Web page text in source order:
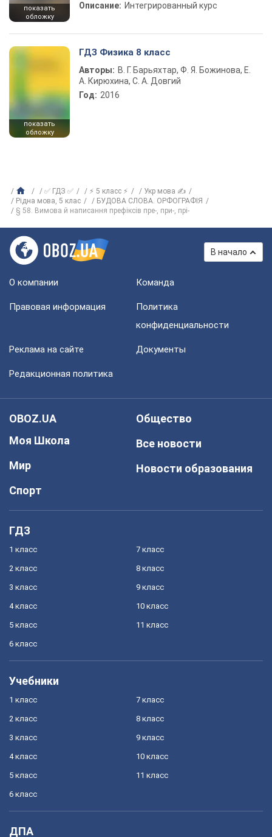
показать
обложку
Описание: Интегрированный курс
показать
обложку
ГДЗ Физика 8 класс
Авторы: В. Г. Барьяхтар, Ф. Я. Божинова, Е.
А. Кирюхина, С. А. Довгий
Год: 2016
✅ ГДЗ ✅ ⚡ 5 класс ⚡
Укр мова ✍
Рiдна мова, 5 клас
БУДОВА СЛОВА. ОРФОГРАФІЯ
§ 58. Вимова й написання префіксів пре-, при-, прі-
В начало
О компании Команда
Правовая информация
Политика
конфиденциальности
Реклама на сайте Документы
Редакционная политика
OBOZ.UA
Моя Школа
Мир
Спорт
Общество
Все новости
Новости образования
ГДЗ
1 класс
2 класс
3 класс
4 класс
5 класс
6 класс
7 класс
8 класс
9 класс
10 класс
11 класс
Учебники
1 класс
2 класс
3 класс
4 класс
5 класс
6 класс
7 класс
8 класс
9 класс
10 класс
11 класс
ДПА